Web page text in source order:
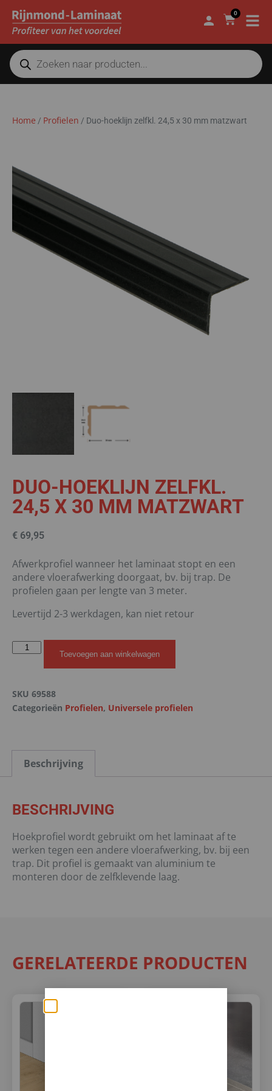
0
Home / Profielen / Duo-hoeklijn zelfkl. 24,5 x 30 mm matzwart
DUO-HOEKLIJN ZELFKL.
24,5 X 30 MM MATZWART
€ 69,95
Afwerkprofiel wanneer het laminaat stopt en een
andere vloerafwerking doorgaat, bv. bij trap. De
profielen gaan per lengte van 3 meter.
Levertijd 2-3 werkdagen, kan niet retour
Toevoegen aan winkelwagen
SKU 69588
Categorieën Profielen, Universele profielen
Beschrijving
BESCHRIJVING
Hoekprofiel wordt gebruikt om het laminaat af te
werken tegen een andere vloerafwerking, bv. bij een
trap. Dit profiel is gemaakt van aluminium te
monteren door de zelfklevende laag.
GERELATEERDE PRODUCTEN